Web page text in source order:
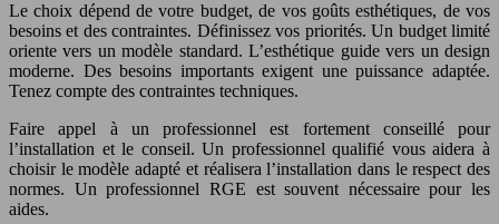
Le choix dépend de votre budget, de vos goûts esthétiques, de vos
besoins et des contraintes. Définissez vos priorités. Un budget limité
oriente vers un modèle standard. L’esthétique guide vers un design
moderne. Des besoins importants exigent une puissance adaptée.
Tenez compte des contraintes techniques.
Faire appel à un professionnel est fortement conseillé pour
l’installation et le conseil. Un professionnel qualifié vous aidera à
choisir le modèle adapté et réalisera l’installation dans le respect des
normes. Un professionnel RGE est souvent nécessaire pour les
aides.